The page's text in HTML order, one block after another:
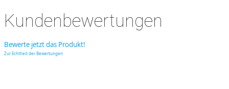
Kundenbewertungen
Bewerte jetzt das Produkt!
Zur Echtheit der Bewertungen